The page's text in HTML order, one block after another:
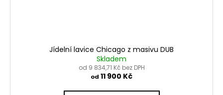
Jídelní lavice Chicago z masivu DUB
Skladem
od 9 834,71 Kč bez DPH
od 11 900 Kč